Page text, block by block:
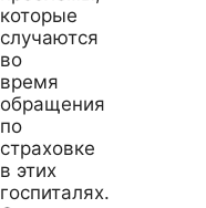
которые
случаются
во
время
обращения
по
страховке
в этих
госпиталях.